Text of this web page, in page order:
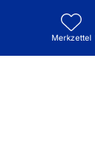
Merkzettel